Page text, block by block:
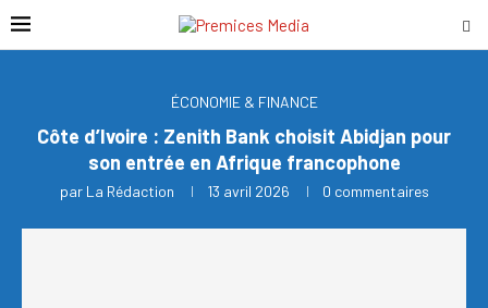
ÉCONOMIE & FINANCE
Côte d’Ivoire : Zenith Bank choisit Abidjan pour
son entrée en Afrique francophone
par La Rédaction 13 avril 2026 0 commentaires